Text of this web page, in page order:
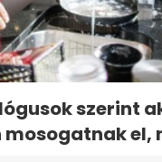
szerint
mosogatnak el,